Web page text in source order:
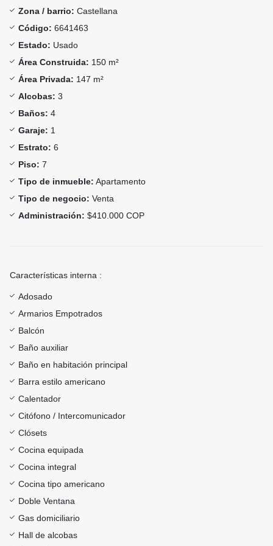
Zona / barrio: Castellana
Código: 6641463
Estado: Usado
Área Construida: 150 m²
Área Privada: 147 m²
Alcobas: 3
Baños: 4
Garaje: 1
Estrato: 6
Piso: 7
Tipo de inmueble: Apartamento
Tipo de negocio: Venta
Administración: $410.000 COP
Características interna :
Adosado
Armarios Empotrados
Balcón
Baño auxiliar
Baño en habitación principal
Barra estilo americano
Calentador
Citófono / Intercomunicador
Clósets
Cocina equipada
Cocina integral
Cocina tipo americano
Doble Ventana
Gas domiciliario
Hall de alcobas